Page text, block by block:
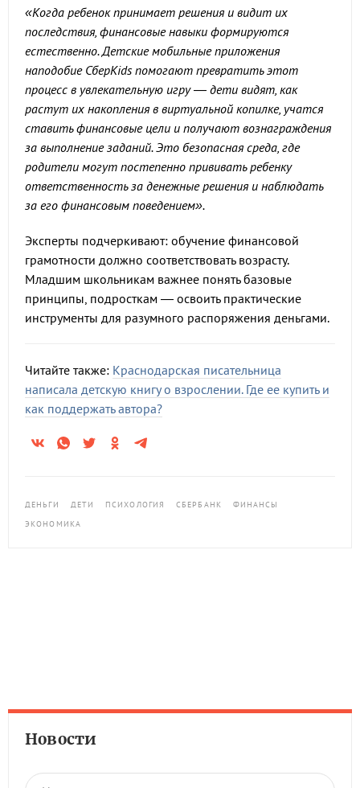
«Когда ребенок принимает решения и видит их
последствия, финансовые навыки формируются
естественно. Детские мобильные приложения
наподобие СберKids помогают превратить этот
процесс в увлекательную игру — дети видят, как
растут их накопления в виртуальной копилке, учатся
ставить финансовые цели и получают вознаграждения
за выполнение заданий. Это безопасная среда, где
родители могут постепенно прививать ребенку
ответственность за денежные решения и наблюдать
за его финансовым поведением».
Эксперты подчеркивают: обучение финансовой
грамотности должно соответствовать возрасту.
Младшим школьникам важнее понять базовые
принципы, подросткам — освоить практические
инструменты для разумного распоряжения деньгами.
Читайте также: Краснодарская писательница
написала детскую книгу о взрослении. Где ее купить и
как поддержать автора?
ДЕНЬГИ ДЕТИ ПСИХОЛОГИЯ СБЕРБАНК
ФИНАНСЫ
ЭКОНОМИКА
Новости